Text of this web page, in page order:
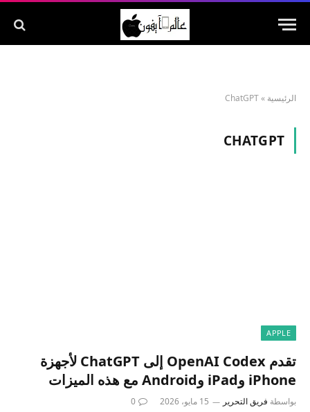
الرئيسية »
ChatGPT
CHATGPT
APPLE
تقدم OpenAI Codex إلى ChatGPT لأجهزة
iPhone وiPad وAndroid مع هذه الميزات
بواسطة فريق التحرير 15 مايو، 2026 0